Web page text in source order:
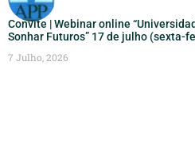
Convite | Webinar online
Sonhar Futuros” 17 de julho (sexta-
7 Julho, 2026